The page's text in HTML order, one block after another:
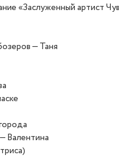
«Заслуженный артист
— Таня
Валентина